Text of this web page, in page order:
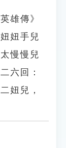
雄傳》
妞手兒
慢慢兒
六回：
妞兒，